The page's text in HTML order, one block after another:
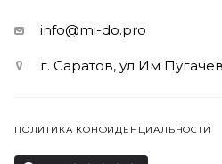
info@mi-do.pro
г. Саратов, ул Им
ПОЛИТИКА КОНФИДЕНЦИАЛЬНОСТИ